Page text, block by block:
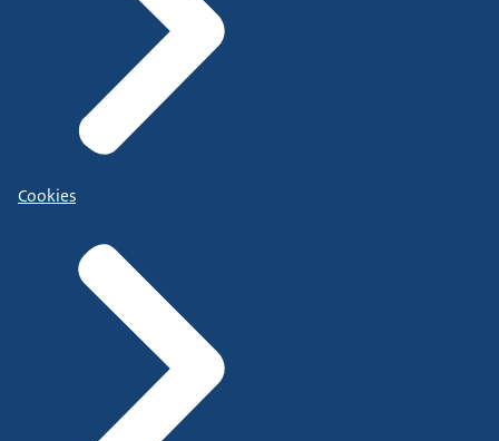
Cookies